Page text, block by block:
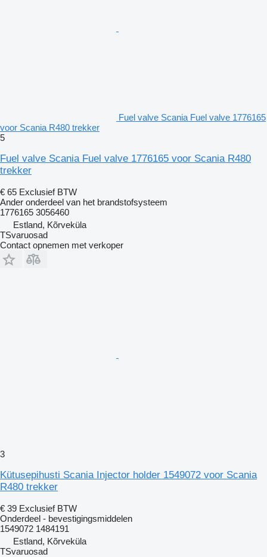
Fuel valve Scania Fuel valve 1776165
voor Scania R480 trekker
5
Fuel valve Scania Fuel valve 1776165 voor Scania R480
trekker
€ 65 Exclusief BTW
Ander onderdeel van het brandstofsysteem
1776165 3056460
Estland, Kõrveküla
TSvaruosad
Contact opnemen met verkoper
3
Kütusepihusti Scania Injector holder 1549072 voor Scania
R480 trekker
€ 39 Exclusief BTW
Onderdeel - bevestigingsmiddelen
1549072 1484191
Estland, Kõrveküla
TSvaruosad